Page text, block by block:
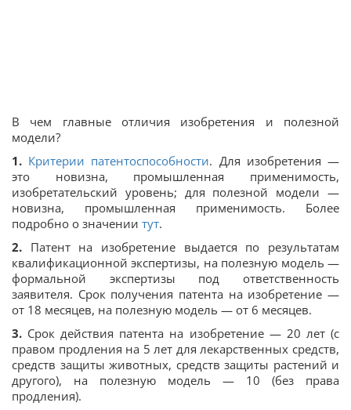
В чем главные отличия изобретения и полезной
модели?
1. Критерии патентоспособности. Для изобретения —
это новизна, промышленная применимость,
изобретательский уровень; для полезной модели —
новизна, промышленная применимость. Более
подробно о значении тут.
2. Патент на изобретение выдается по результатам
квалификационной экспертизы, на полезную модель —
формальной экспертизы под ответственность
заявителя. Срок получения патента на изобретение —
от 18 месяцев, на полезную модель — от 6 месяцев.
3. Срок действия патента на изобретение — 20 лет (с
правом продления на 5 лет для лекарственных средств,
средств защиты животных, средств защиты растений и
другого), на полезную модель — 10 (без права
продления).